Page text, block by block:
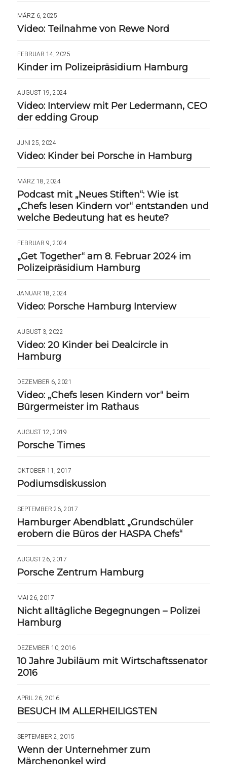
MÄRZ 6, 2025
Video: Teilnahme von Rewe Nord
FEBRUAR 14, 2025
Kinder im Polizeipräsidium Hamburg
AUGUST 19, 2024
Video: Interview mit Per Ledermann, CEO
der edding Group
JUNI 25, 2024
Video: Kinder bei Porsche in Hamburg
MÄRZ 18, 2024
Podcast mit „Neues Stiften“: Wie ist
„Chefs lesen Kindern vor“ entstanden und
welche Bedeutung hat es heute?
FEBRUAR 9, 2024
„Get Together“ am 8. Februar 2024 im
Polizeipräsidium Hamburg
JANUAR 18, 2024
Video: Porsche Hamburg Interview
AUGUST 3, 2022
Video: 20 Kinder bei Dealcircle in
Hamburg
DEZEMBER 6, 2021
Video: „Chefs lesen Kindern vor“ beim
Bürgermeister im Rathaus
AUGUST 12, 2019
Porsche Times
OKTOBER 11, 2017
Podiumsdiskussion
SEPTEMBER 26, 2017
Hamburger Abendblatt „Grundschüler
erobern die Büros der HASPA Chefs“
AUGUST 26, 2017
Porsche Zentrum Hamburg
MAI 26, 2017
Nicht alltägliche Begegnungen – Polizei
Hamburg
DEZEMBER 10, 2016
10 Jahre Jubiläum mit Wirtschaftssenator
2016
APRIL 26, 2016
BESUCH IM ALLERHEILIGSTEN
SEPTEMBER 2, 2015
Wenn der Unternehmer zum
Märchenonkel wird